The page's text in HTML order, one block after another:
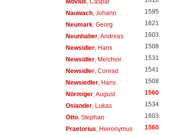
Nauwach, Johann 1595
Neumark, Georg 1621
Neunhaber, Andreas 1603
Newsidler, Hans 1508
Newsidler, Melchior 1531
Newsidler, Conrad 1541
Newsiedler, Hans 1508
Nörmiger, August 1560
Osiander, Lukas 1534
Otto, Stephan 1603
Praetorius , Hieronymus 1560